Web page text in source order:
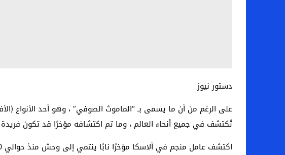
دستور نيوز
على الرغم من أن ما يسمى بـ “الماموث الصوفي” ، وهو أحد الأنواع
تُكتشف في جميع أنحاء العالم ، وما تم اكتشافه مؤخرًا قد تكون
اكتشف عامل منجم في ألاسكا مؤخرًا نابًا ينتمي إلى وحش منذ حوالي 30000 عام ، لكن اللون البني الطبيعي للأسنان الممدودة كان متشابكًا مع الظل المذهل للأزرق.